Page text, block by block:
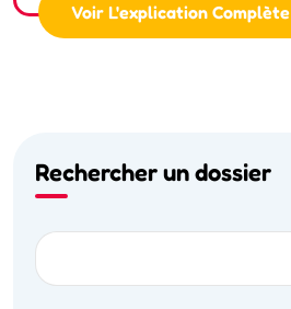
Voir L'explication Complète
Rechercher un dossier